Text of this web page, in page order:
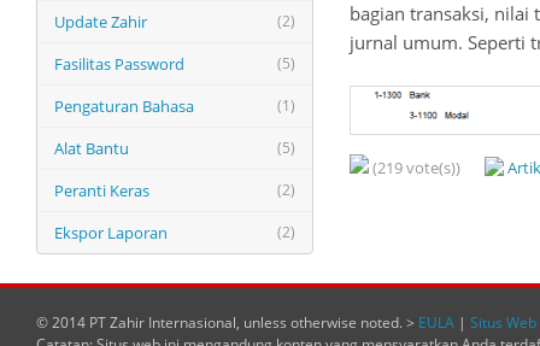
(2)
Update Zahir
(5)
Fasilitas Password
(1)
Pengaturan Bahasa
(5)
Alat Bantu
(2)
Peranti Keras
(2)
Ekspor Laporan
bagian transaksi, nilai
jurnal umum. Seperti
(219 vote(s))
© 2014 PT Zahir Internasional, unless otherwise noted. > EULA | Situs